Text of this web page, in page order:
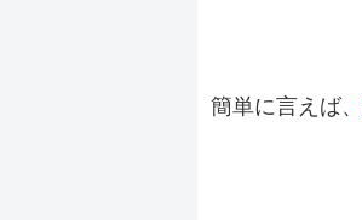
簡単に言えば、